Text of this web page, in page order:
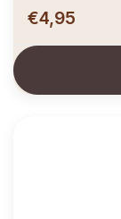
€4,95